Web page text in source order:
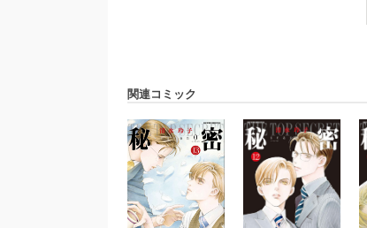
関連コミック